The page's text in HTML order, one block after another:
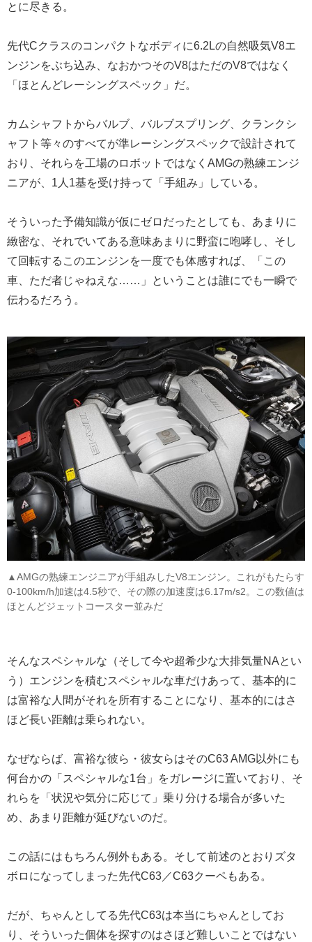
とに尽きる。
先代Cクラスのコンパクトなボディに6.2Lの自然吸気V8エ
ンジンをぶち込み、なおかつそのV8はただのV8ではなく
「ほとんどレーシングスペック」だ。
カムシャフトからバルブ、バルブスプリング、クランクシ
ャフト等々のすべてが準レーシングスペックで設計されて
おり、それらを工場のロボットではなくAMGの熟練エンジ
ニアが、1人1基を受け持って「手組み」している。
そういった予備知識が仮にゼロだったとしても、あまりに
緻密な、それでいてある意味あまりに野蛮に咆哮し、そし
て回転するこのエンジンを一度でも体感すれば、「この
車、ただ者じゃねえな……」ということは誰にでも一瞬で
伝わるだろう。
▲AMGの熟練エンジニアが手組みしたV8エンジン。これがもたらす
0-100km/h加速は4.5秒で、その際の加速度は6.17m/s2。この数値は
ほとんどジェットコースター並みだ
そんなスペシャルな（そして今や超希少な大排気量NAとい
う）エンジンを積むスペシャルな車だけあって、基本的に
は富裕な人間がそれを所有することになり、基本的にはさ
ほど長い距離は乗られない。
なぜならば、富裕な彼ら・彼女らはそのC63 AMG以外にも
何台かの「スペシャルな1台」をガレージに置いており、そ
れらを「状況や気分に応じて」乗り分ける場合が多いた
め、あまり距離が延びないのだ。
この話にはもちろん例外もある。そして前述のとおりズタ
ボロになってしまった先代C63／C63クーペもある。
だが、ちゃんとしてる先代C63は本当にちゃんとしてお
り、そういった個体を探すのはさほど難しいことではない